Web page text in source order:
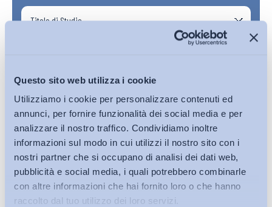
Questo sito web utilizza i cookie
Utilizziamo i cookie per personalizzare contenuti ed
annunci, per fornire funzionalità dei social media e per
analizzare il nostro traffico. Condividiamo inoltre
informazioni sul modo in cui utilizzi il nostro sito con i
nostri partner che si occupano di analisi dei dati web,
pubblicità e social media, i quali potrebbero combinarle
con altre informazioni che hai fornito loro o che hanno
raccolto dal tuo utilizzo dei loro servizi.